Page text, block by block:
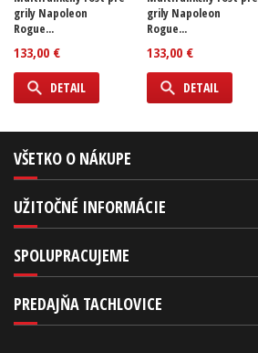
grily Napoleon
Rogue...
133,00 €
DETAIL
grily Napoleon
Rogue...
133,00 €
DETAIL
VŠETKO O NÁKUPE
UŽITOČNÉ INFORMÁCIE
SPOLUPRACUJEME
PREDAJŇA TACHLOVICE